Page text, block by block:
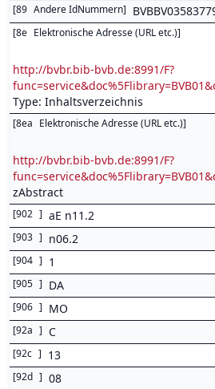
[89 Andere IdNummern]
[8e Elektronische Adresse (URL etc.)]
http://bvbr.bib-bvb.de:8991/F?
Type: Inhaltsverzeichnis
[8ea Elektronische Adresse (URL etc.)]
http://bvbr.bib-bvb.de:8991/F?
zAbstract
[902 ] aE n11.2
[903 ] n06.2
[904 ] 1
[905 ] DA
[906 ] MO
[92a ] C
[92c ] 13
[92d ] 08